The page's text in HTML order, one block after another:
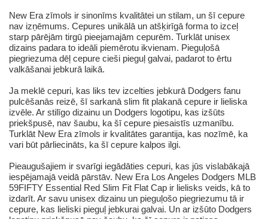
New Era zīmols ir sinonīms kvalitātei un stilam, un šī cepure
nav izņēmums. Cepures unikālā un atšķirīgā forma to izceļ
starp pārējām tirgū pieejamajām cepurēm. Turklāt unisex
dizains padara to ideāli piemērotu ikvienam. Pieguļošā
piegriezuma dēļ cepure cieši pieguļ galvai, padarot to ērtu
valkāšanai jebkurā laikā.
Ja meklē cepuri, kas liks tev izcelties jebkurā Dodgers fanu
pulcēšanās reizē, šī sarkanā slim fit plakanā cepure ir lieliska
izvēle. Ar stilīgo dizainu un Dodgers logotipu, kas izšūts
priekšpusē, nav šaubu, ka šī cepure piesaistīs uzmanību.
Turklāt New Era zīmols ir kvalitātes garantija, kas nozīmē, ka
vari būt pārliecināts, ka šī cepure kalpos ilgi.
Pieaugušajiem ir svarīgi iegādāties cepuri, kas jūs vislabākajā
iespējamajā veidā pārstāv. New Era Los Angeles Dodgers MLB
59FIFTY Essential Red Slim Fit Flat Cap ir lielisks veids, kā to
izdarīt. Ar savu unisex dizainu un pieguļošo piegriezumu tā ir
cepure, kas lieliski pieguļ jebkurai galvai. Un ar izšūto Dodgers